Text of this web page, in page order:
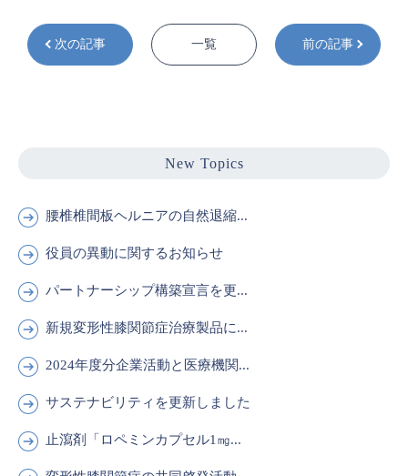
次の記事 一覧 前の記事
New Topics
腰椎椎間板ヘルニアの自然退縮...
役員の異動に関するお知らせ
パートナーシップ構築宣言を更...
新規変形性膝関節症治療製品に...
2024年度分企業活動と医療機関...
サステナビリティを更新しました
止瀉剤「ロペミンカプセル1㎎...